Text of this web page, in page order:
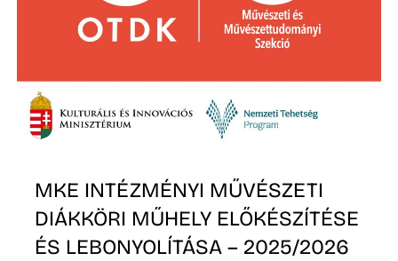
MKE INTÉZMÉNYI MŰVÉSZETI
DIÁKKÖRI MŰHELY ELŐKÉSZÍTÉSE
ÉS LEBONYOLÍTÁSA – 2025/2026